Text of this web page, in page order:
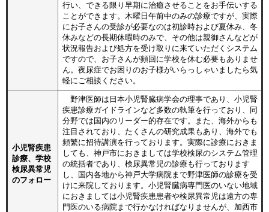
行い、できる限り早期に治癒させることをお手伝いする
ことができます。木曜日午前中のみの診療ですが、実際
にお子さんの受診が必要なのは初診時および夏休み、冬
休みなどの長期休暇時のみで、その他は親御さんなどが
状況報告および処方を受け取りに来ていただくシステム
ですので、お子さんが頻回に学校を休む必要もありませ
ん。夜尿症でお困りのお子様がいらっしゃいましたら気
軽にご相談ください。
小児腎疾患
診療、学校
検尿異常児
のフォロー
野津医師は日本小児腎臓病学会の理事であり、小児腎
疾患診療ガイドラインなど多数の執筆を行っており、同
分野では国内のリーダー的存在です。また、海外からも
注目されており、たくさんの研究成果もあり、海外でも
頻繁に招待講演を行っております。実際に診療におきま
しても、神戸市におきましては学校検尿のシステム管理
の統括者であり、検尿異常児の診療も行っております
し、国内各地から神戸大学病院まで野津医師の診療を受
けに来院しております。小児腎臓病専門医のいない地域
におきましては小児腎疾患患者や検尿異常児は遠方の専
門医のいる病院まで行かなければなりませんが、加西市